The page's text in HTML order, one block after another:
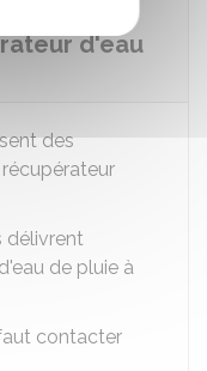
d'eau
des
délivrent
de pluie à
contacter